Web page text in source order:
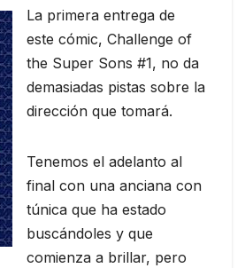
La primera entrega de
este cómic, Challenge of
the Super Sons #1, no da
demasiadas pistas sobre la
dirección que tomará.
Tenemos el adelanto al
final con una anciana con
túnica que ha estado
buscándoles y que
comienza a brillar, pero